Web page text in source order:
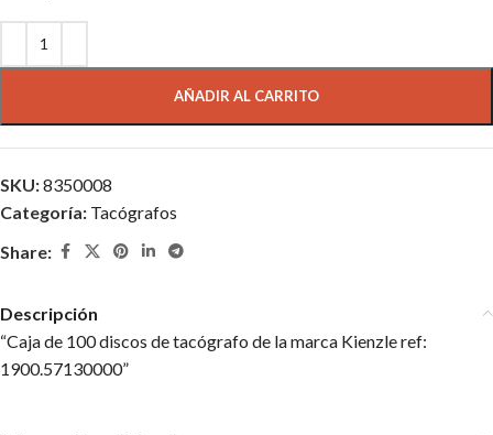
AÑADIR AL CARRITO
SKU:8350008
Categoría: Tacógrafos
Share:
Descripción
“Caja de 100 discos de tacógrafo de la marca Kienzle ref:
1900.57130000”